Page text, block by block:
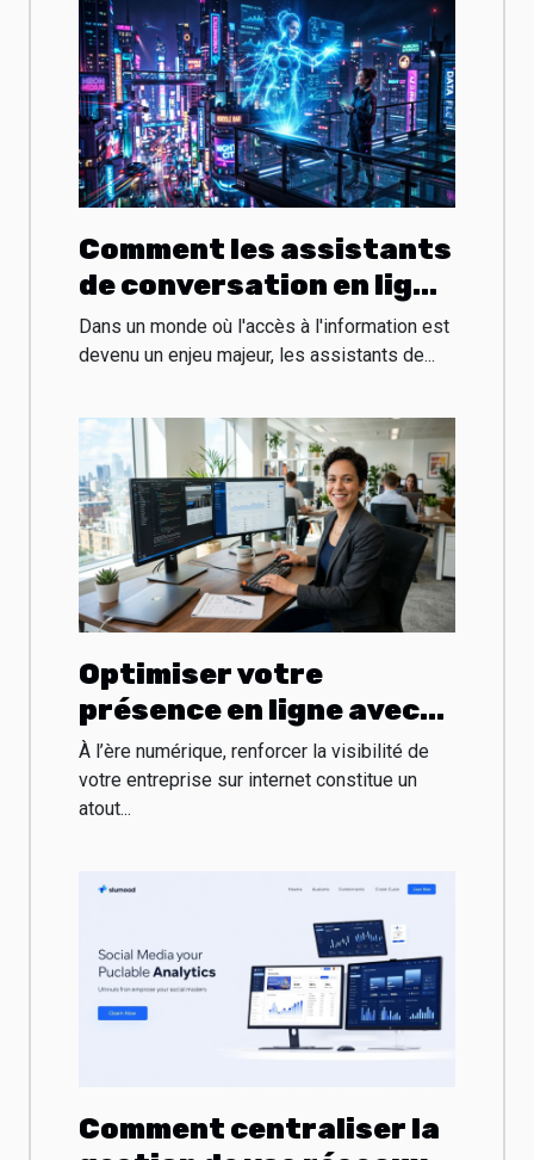
Comment les assistants
de conversation en ligne
révolutionnent-ils
l'accès à l'information ?
Dans un monde où l'accès à l'information est
devenu un enjeu majeur, les assistants de...
Optimiser votre
présence en ligne avec
une agence web à Tours
À l’ère numérique, renforcer la visibilité de
votre entreprise sur internet constitue un
atout...
Comment centraliser la